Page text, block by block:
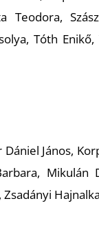
Teodora,
Tóth
János,
Mikulán
Hajnalka